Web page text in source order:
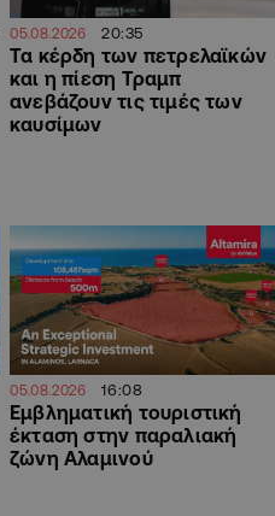
05.08.2026 20:35
Τα κέρδη των πετρελαϊκών
και η πίεση Τραμπ
ανεβάζουν τις τιμές των
καυσίμων
05.08.2026 16:08
Εμβληματική τουριστική
έκταση στην παραλιακή
ζώνη Αλαμινού